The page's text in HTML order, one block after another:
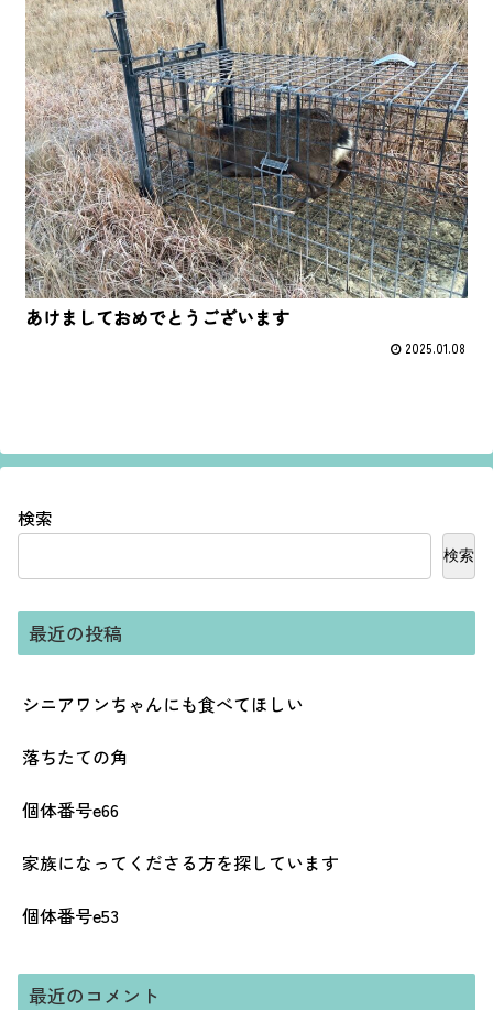
あけましておめでとうございます
2025.01.08
検索
検索
最近の投稿
シニアワンちゃんにも食べてほしい
落ちたての角
個体番号e66
家族になってくださる方を探しています
個体番号e53
最近のコメント